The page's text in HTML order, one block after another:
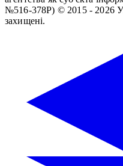
№516-378Р) © 2015 - 2026
захищені.